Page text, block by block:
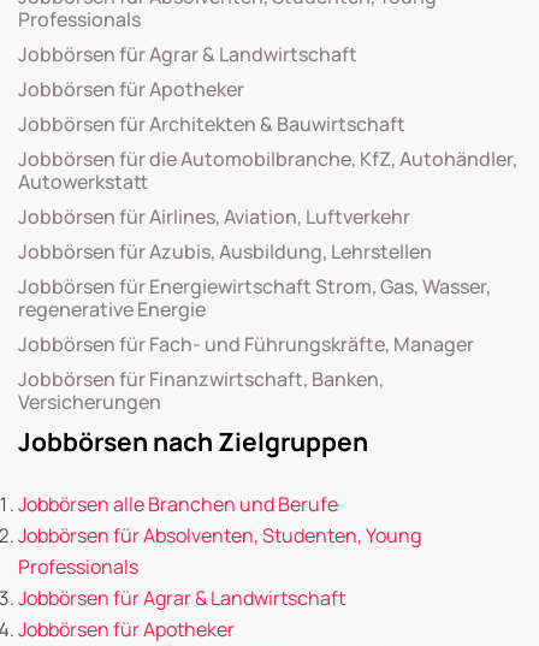
Professionals
Jobbörsen für Agrar & Landwirtschaft
Jobbörsen für Apotheker
Jobbörsen für Architekten & Bauwirtschaft
Jobbörsen für die Automobilbranche, KfZ, Autohändler,
Autowerkstatt
Jobbörsen für Airlines, Aviation, Luftverkehr
Jobbörsen für Azubis, Ausbildung, Lehrstellen
Jobbörsen für Energiewirtschaft Strom, Gas, Wasser,
regenerative Energie
Jobbörsen für Fach- und Führungskräfte, Manager
Jobbörsen für Finanzwirtschaft, Banken,
Versicherungen
Jobbörsen nach Zielgruppen
Jobbörsen alle Branchen und Berufe
Jobbörsen für Absolventen, Studenten, Young
Professionals
Jobbörsen für Agrar & Landwirtschaft
Jobbörsen für Apotheker